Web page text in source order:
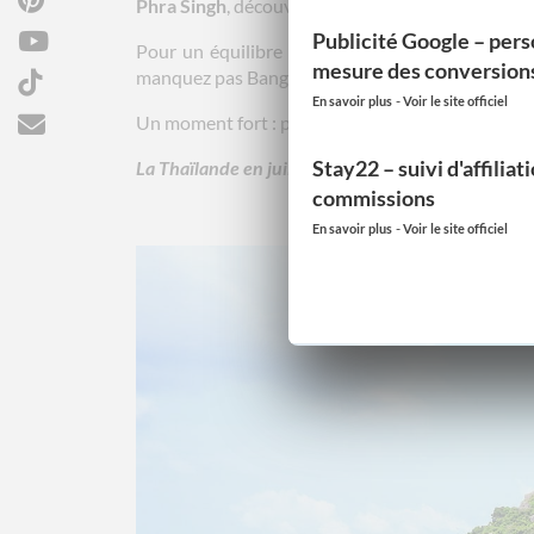
Phra Singh, découvrez les marchés de nuit
Pour un équilibre parfait entre nature et luxe,
manquez pas Bangkok pour sestemples
Un moment fort : plonger avec les tortues
La Thaïlande en juillet, c’est un voyage entre
Publicité Google –
mesure des
En savoir plus -Voir le site officiel
Stay22 – suivi
commissions
En savoir plus -Voir le site officiel